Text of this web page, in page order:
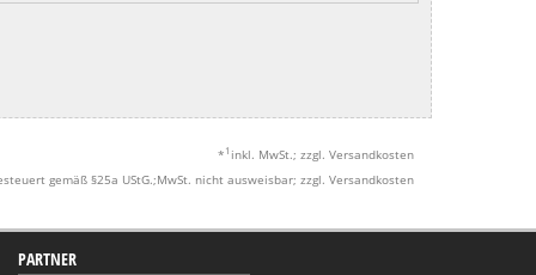
* 1 inkl. MwSt.; zzgl. Versandkosten
gemäß §25a UStG.;MwSt. nicht ausweisbar; zzgl. Versandkosten
PARTNER